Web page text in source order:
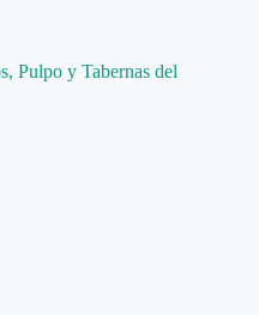
Pulpo y Tabernas del